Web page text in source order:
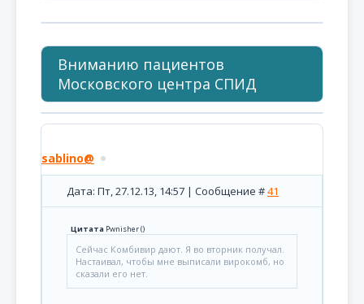
Вниманию пациентов
Московского центра СПИД
sablino@
Дата: Пт, 27.12.13, 14:57 | Сообщение #41
Цитата Pwnisher()
Сейчас Комбивир дают. Я во вторник получал.
Настаивал, чтобы мне выписали вирокомб, но
сказали его нет.